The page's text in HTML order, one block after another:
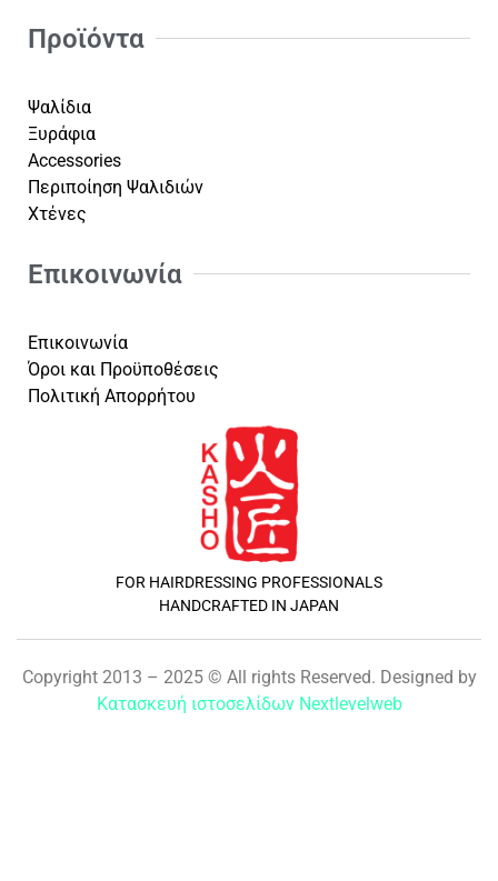
Προϊόντα
Ψαλίδια
Ξυράφια
Accessories
Περιποίηση Ψαλιδιών
Χτένες
Επικοινωνία
Επικοινωνία
Όροι και Προϋποθέσεις
Πολιτική Απορρήτου
FOR HAIRDRESSING PROFESSIONALS
HANDCRAFTED IN JAPAN
Copyright 2013 – 2025 © All rights Reserved. Designed by
Κατασκευή ιστοσελίδων Nextlevelweb